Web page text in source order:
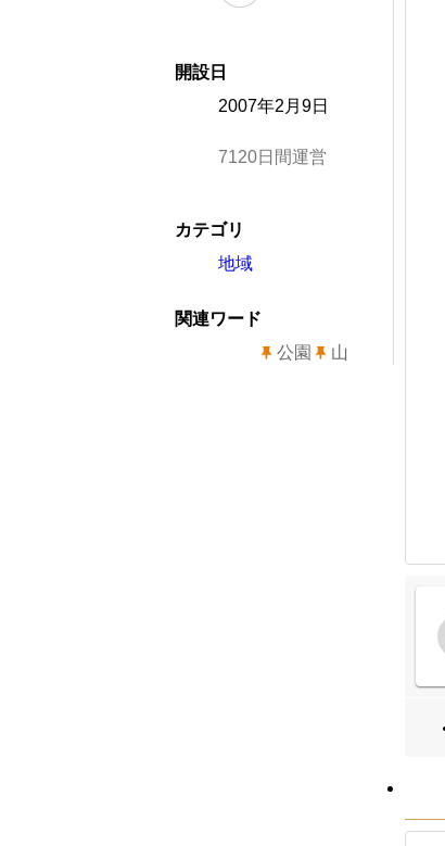
開設日
2007年2月9日
7120日間運営
カテゴリ
地域
関連ワード
公園
山